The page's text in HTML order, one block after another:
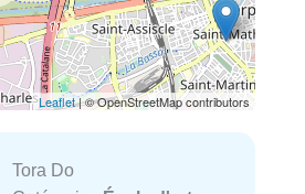
Leaflet| © OpenStreetMap contributors
Tora Do